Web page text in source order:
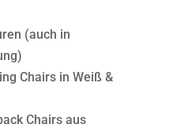
(auch in
Chairs in Weiß &
Chairs aus